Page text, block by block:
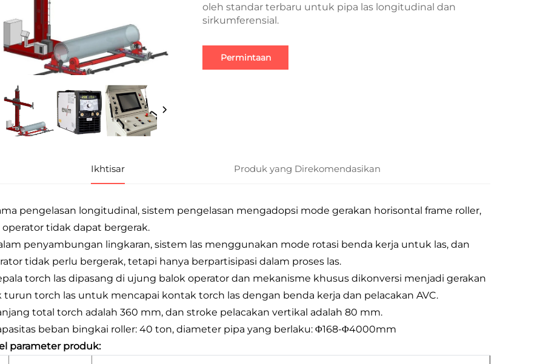
oleh standar terbaru untuk pipa las longitudinal dan
sirkumferensial.
Permintaan
Ikhtisar Produk yang Direkomendasikan
pengelasan longitudinal, sistem pengelasan mengadopsi mode gerakan horisontal frame roller,
operator tidak dapat bergerak.
penyambungan lingkaran, sistem las menggunakan mode rotasi benda kerja untuk las, dan
tidak perlu bergerak, tetapi hanya berpartisipasi dalam proses las.
torch las dipasang di ujung balok operator dan mekanisme khusus dikonversi menjadi gerakan
turun torch las untuk mencapai kontak torch las dengan benda kerja dan pelacakan AVC.
total torch adalah 360 mm, dan stroke pelacakan vertikal adalah 80 mm.
beban bingkai roller: 40 ton, diameter pipa yang berlaku: Φ168-Φ4000mm
parameter produk: